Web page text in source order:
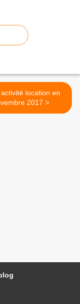
location en
novembre 2017 >